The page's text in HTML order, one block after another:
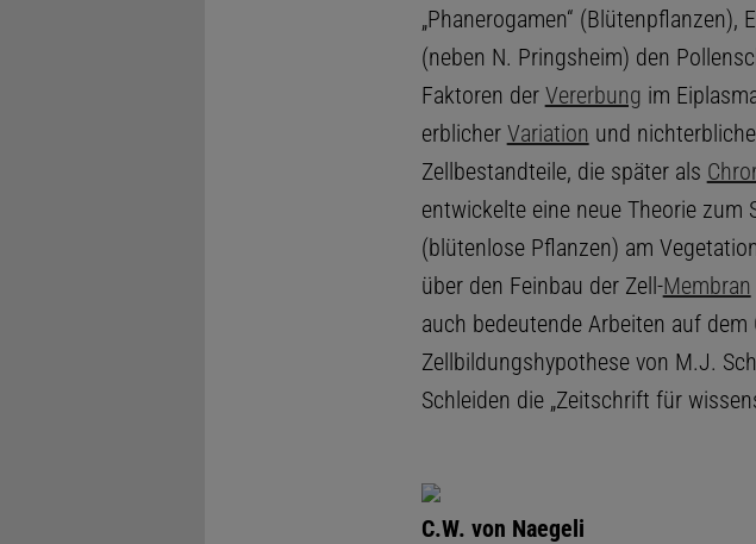
„Phanerogamen“ (Blütenpflanzen),
(neben N. Pringsheim) den
Faktoren der Vererbung im
erblicher Variation und
Zellbestandteile, die später als
entwickelte eine neue Theorie zum
(blütenlose Pflanzen) am
über den Feinbau der Zell-Membran
auch bedeutende Arbeiten auf
Zellbildungshypothese von M.J.
Schleiden die „Zeitschrift für
C.W. von Naegeli